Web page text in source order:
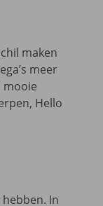
maken
meer
mooie
Hello
In